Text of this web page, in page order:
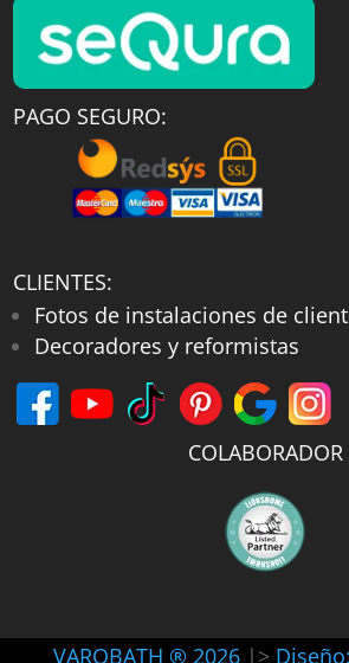
PAGO SEGURO:
CLIENTES:
Fotos de instalaciones de
Decoradores y reformistas
COLABORADOR
VAROBATH ® 2026 |>